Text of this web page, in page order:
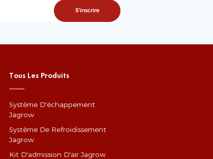
Tous Les Produits
Système D'échappement
Jagrow
Système De Refroidissement
Jagrow
Kit D'admission D'air Jagrow